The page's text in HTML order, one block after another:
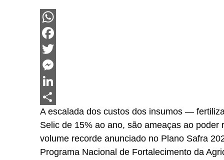
WhatsApp
Facebook
Twitter
Messenger
LinkedIn
Share
A escalada dos custos dos insumos —
Selic de 15% ao ano, são ameaças ao
volume recorde anunciado no Plano Safra
Programa Nacional de Fortalecimento da